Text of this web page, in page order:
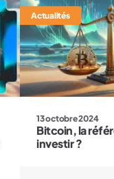
Actualités
13 octobre 2024
Bitcoin, la
investir ?